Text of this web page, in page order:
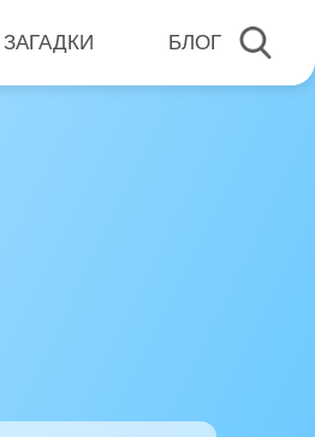
ЗАГАДКИ БЛОГ